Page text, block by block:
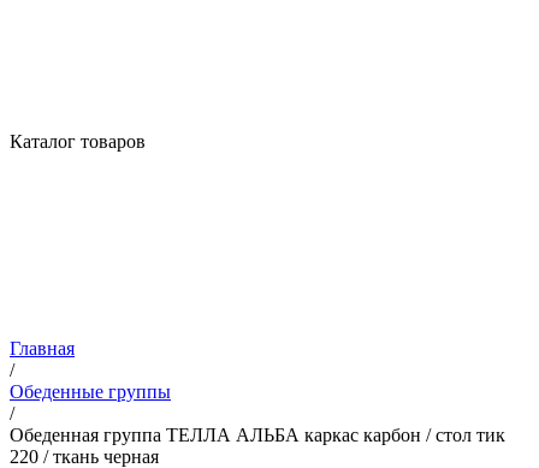
Каталог товаров
Главная
/
Обеденные группы
/
Обеденная группа ТЕЛЛА АЛЬБА каркас карбон / стол тик
220 / ткань черная